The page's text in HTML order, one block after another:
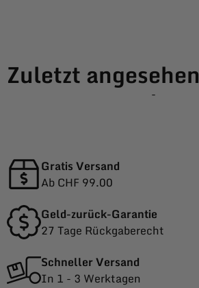
Zuletzt angesehen
-
Gratis Versand
Ab CHF 99.00
Geld-zurück-Garantie
27 Tage Rückgaberecht
Schneller Versand
In 1 - 3 Werktagen